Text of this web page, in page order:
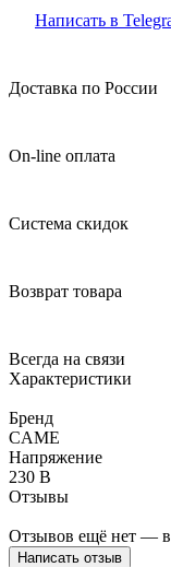
Написать в
Доставка по России
On-line оплата
Система скидок
Возврат товара
Всегда на связи
Характеристики
Бренд
CAME
Напряжение
230 В
Отзывы
Отзывов ещё нет —
Написать отзыв